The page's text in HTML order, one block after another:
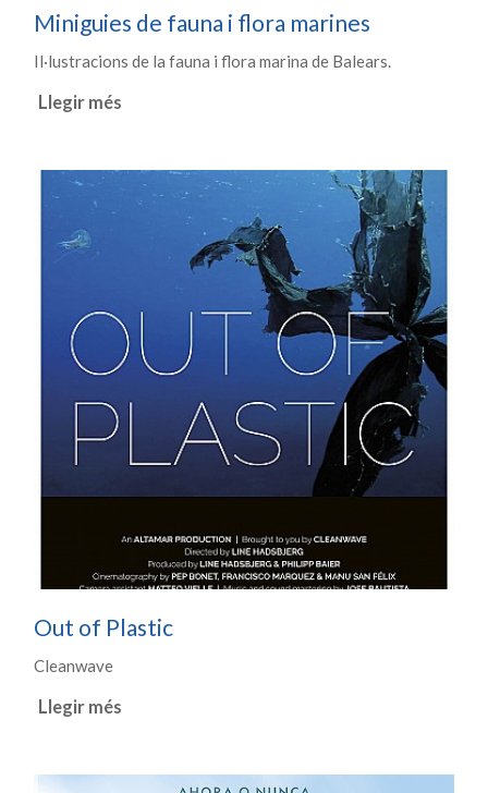
Miniguies de fauna i flora marines
Il·lustracions de la fauna i flora marina de Balears.
Llegir més
Out of Plastic
Cleanwave
Llegir més